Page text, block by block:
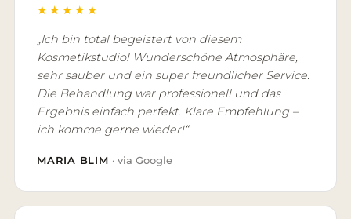
★★★★★
„Ich bin total begeistert von diesem
Kosmetikstudio! Wunderschöne Atmosphäre,
sehr sauber und ein super freundlicher Service.
Die Behandlung war professionell und das
Ergebnis einfach perfekt. Klare Empfehlung –
ich komme gerne wieder!“
MARIA BLIM · via Google